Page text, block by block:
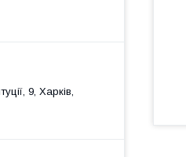
9, Харків,